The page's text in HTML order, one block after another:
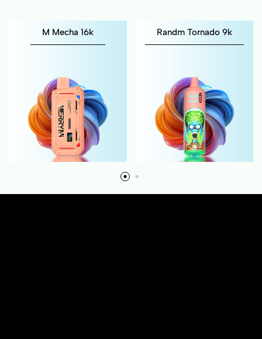
M Mecha 16k Randm Tornado 9k